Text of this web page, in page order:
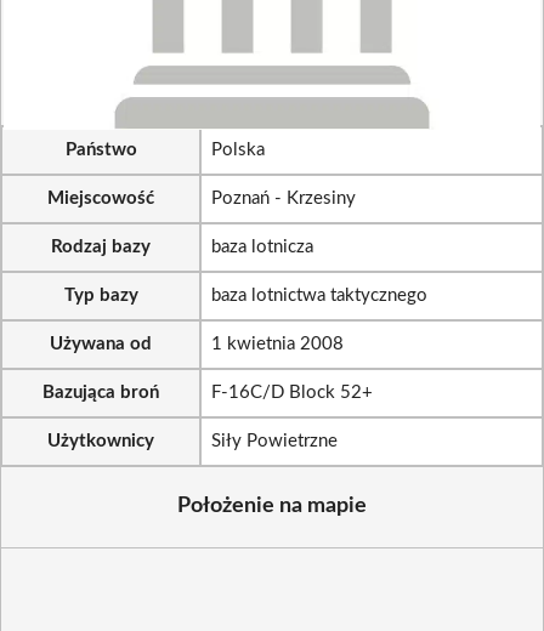
Państwo Polska
Miejscowość Poznań - Krzesiny
Rodzaj bazy baza lotnicza
Typ bazy baza lotnictwa taktycznego
Używana od 1 kwietnia 2008
Bazująca broń F-16C/D Block 52+
Użytkownicy Siły Powietrzne
Położenie na mapie